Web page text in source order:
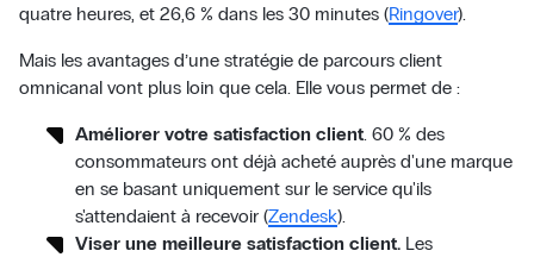
quatre heures, et 26,6 % dans les 30 minutes (Ringover).
Mais les avantages d’une stratégie de parcours client
omnicanal vont plus loin que cela. Elle vous permet de :
Améliorer votre satisfaction client. 60 % des
consommateurs ont déjà acheté auprès d'une marque
en se basant uniquement sur le service qu'ils
s'attendaient à recevoir (Zendesk).
Viser une meilleure satisfaction client. Les